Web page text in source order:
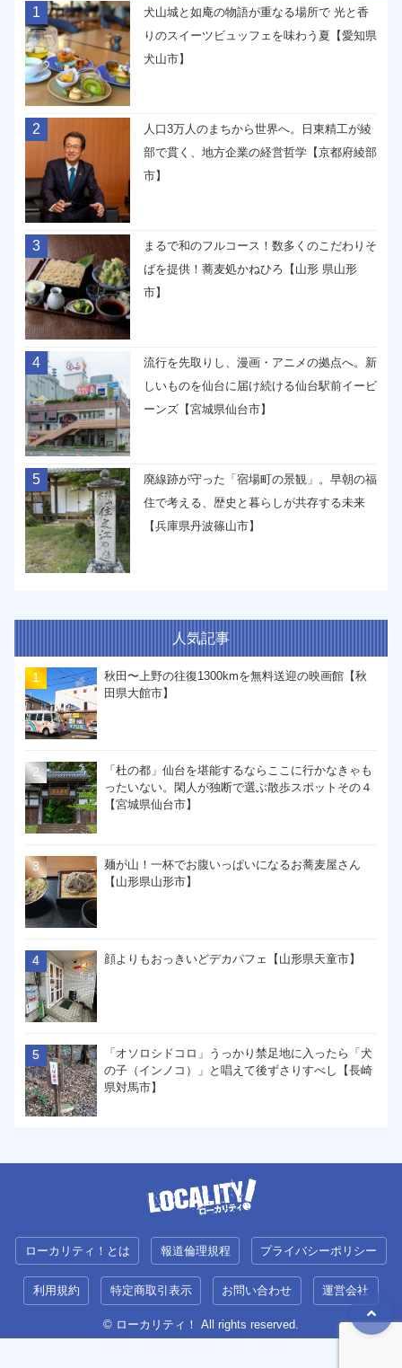
1
犬山城と如庵の物語が重なる場所で 光と香
りのスイーツビュッフェを味わう夏【愛知県
犬山市】
2
人口3万人のまちから世界へ。日東精工が綾
部で貫く、地方企業の経営哲学【京都府綾部
市】
3
まるで和のフルコース！数多くのこだわりそ
ばを提供！蕎麦処かねひろ【山形 県山形
市】
4
流行を先取りし、漫画・アニメの拠点へ。新
しいものを仙台に届け続ける仙台駅前イービ
ーンズ【宮城県仙台市】
5
廃線跡が守った「宿場町の景観」。早朝の福
住で考える、歴史と暮らしが共存する未来
【兵庫県丹波篠山市】
人気記事
秋田〜上野の往復1300kmを無料送迎の映画館【秋
田県大館市】
「杜の都」仙台を堪能するならここに行かなきゃも
ったいない。閑人が独断で選ぶ散歩スポットその４
【宮城県仙台市】
麺が山！一杯でお腹いっぱいになるお蕎麦屋さん
【山形県山形市】
顔よりもおっきいどデカパフェ【山形県天童市】
「オソロシドコロ」うっかり禁足地に入ったら「犬
の子（インノコ）」と唱えて後ずさりすべし【長崎
県対馬市】
ローカリティ！とは 報道倫理規程 プライバシーポリシー
利用規約 特定商取引表示 お問い合わせ 運営会社
© ローカリティ！ All rights reserved.